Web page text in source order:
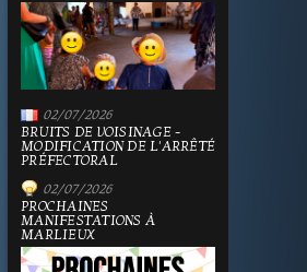
02/07/2026
BRUITS DE VOISINAGE -
MODIFICATION DE L'ARRÊTÉ
PRÉFECTORAL
02/07/2026
PROCHAINES
MANIFESTATIONS À
MARLIEUX